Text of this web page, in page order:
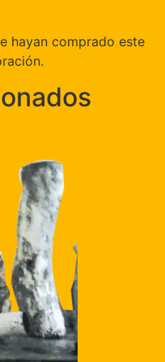
hayan comprado este